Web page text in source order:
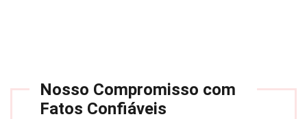
Nosso Compromisso com
Fatos Confiáveis